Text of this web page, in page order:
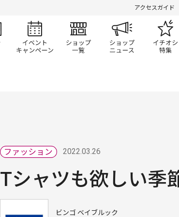
アクセスガイド
チラシ情報 イベント/キャンペーン
ショップ一覧 ショップ
2022.03.26
Tシャツも欲しい季
ビンゴ ベイブルック